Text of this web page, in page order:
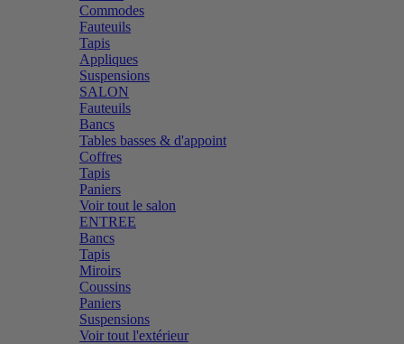
Commodes
Fauteuils
Tapis
Appliques
Suspensions
SALON
Fauteuils
Bancs
Tables basses & d'appoint
Coffres
Tapis
Paniers
Voir tout le salon
ENTREE
Bancs
Tapis
Miroirs
Coussins
Paniers
Suspensions
Voir tout l'extérieur